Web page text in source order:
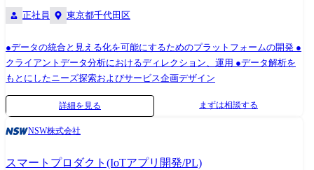
正社員 東京都千代田区
●データの統合と見える化を可能にするためのプラットフォームの開発 ●
クライアントデータ分析におけるディレクション、運用 ●データ解析を
もとにしたニーズ探索およびサービス企画デザイン
詳細を見る まずは相談する
NSW株式会社
スマートプロダクト(IoTアプリ開発/PL)